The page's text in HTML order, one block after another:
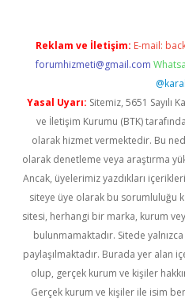
Reklam ve İletişim: E-mail:
forumhizmeti@gmail.com
Yasal Uyarı: Sitemiz, 5651 Sayılı
ve İletişim Kurumu (BTK)
olarak hizmet vermektedir. Bu
olarak denetleme veya araştırma
Ancak, üyelerimiz yazdıkları
siteye üye olarak bu sorumluluğu
sitesi, herhangi bir marka, kurum
bulunmamaktadır. Sitede
paylaşılmaktadır. Burada yer alan
olup, gerçek kurum ve kişiler
Gerçek kurum ve kişiler ile isim